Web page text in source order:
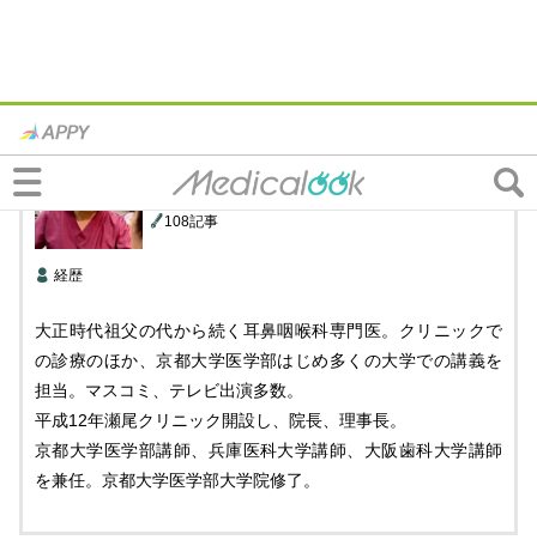
瀬尾 達 先生
108記事
経歴
大正時代祖父の代から続く耳鼻咽喉科専門医。クリニックで
の診療のほか、京都大学医学部はじめ多くの大学での講義を
担当。マスコミ、テレビ出演多数。
平成12年瀬尾クリニック開設し、院長、理事長。
京都大学医学部講師、兵庫医科大学講師、大阪歯科大学講師
を兼任。京都大学医学部大学院修了。